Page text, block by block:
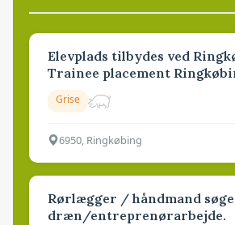
Elevplads tilbydes ved
Trainee placement
Grise
6950, Ringkøbing
Rørlægger / håndmand
dræn/entreprenørarbejde.